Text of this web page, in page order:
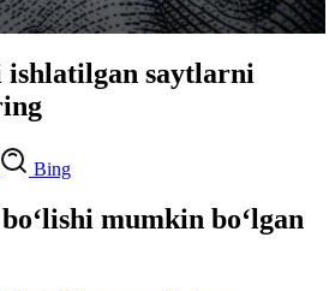
ishlatilgan saytlarni
Bing
mumkin bo‘lgan